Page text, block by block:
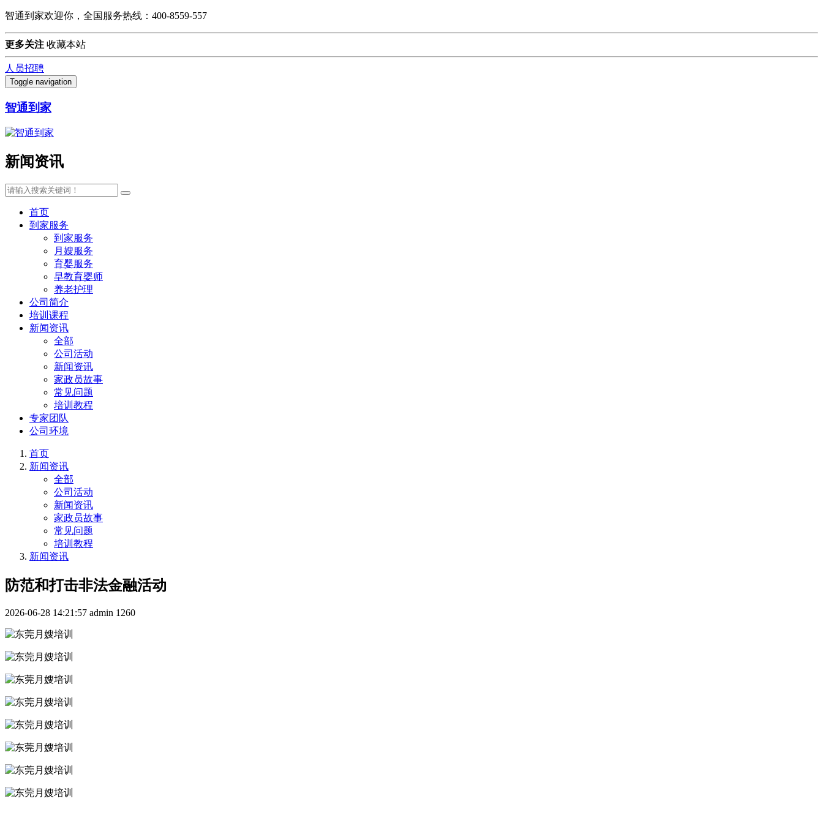
智通到家欢迎你，全国服务热线：400-8559-557
更多关注 收藏本站
人员招聘
Toggle navigation
智通到家
新闻资讯
首页
到家服务
到家服务
月嫂服务
育婴服务
早教育婴师
养老护理
公司简介
培训课程
新闻资讯
全部
公司活动
新闻资讯
家政员故事
常见问题
培训教程
专家团队
公司环境
首页
新闻资讯
全部
公司活动
新闻资讯
家政员故事
常见问题
培训教程
新闻资讯
防范和打击非法金融活动
2026-06-28 14:21:57 admin 1260